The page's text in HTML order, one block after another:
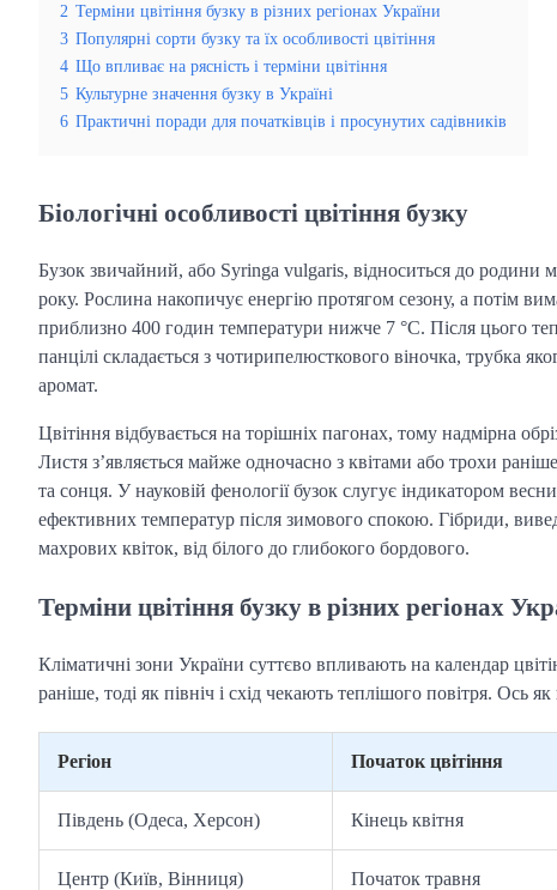
2 Терміни цвітіння бузку в різних регіонах України
3 Популярні сорти бузку та їх особливості цвітіння
4 Що впливає на рясність і терміни цвітіння
5 Культурне значення бузку в Україні
6 Практичні поради для початківців і просунутих садівників
Біологічні особливості цвітіння бузку
Бузок звичайний, або Syringa vulgaris, відноситься до родини
року. Рослина накопичує енергію протягом сезону, а потім
приблизно 400 годин температури нижче 7 °C. Після цього
панцілі складається з чотирипелюсткового віночка, трубка
аромат.
Цвітіння відбувається на торішніх пагонах, тому надмірна
Листя з’являється майже одночасно з квітами або трохи
та сонця. У науковій фенології бузок слугує індикатором
ефективних температур після зимового спокою. Гібриди,
махрових квіток, від білого до глибокого бордового.
Терміни цвітіння бузку в різних регіонах
Кліматичні зони України суттєво впливають на календар
раніше, тоді як північ і схід чекають теплішого повітря. Ось
Регіон Початок цвітіння
Південь (Одеса, Херсон) Кінець квітня
Центр (Київ, Вінниця) Початок травня